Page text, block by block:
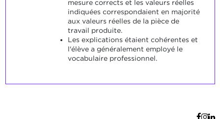
mesure corrects et les valeurs réelles
indiquées correspondaient en majorité
aux valeurs réelles de la pièce de
travail produite.
Les explications étaient cohérentes et
l'élève a généralement employé le
vocabulaire professionnel.